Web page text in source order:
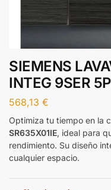
SIEMENS
INTEG 9SER
568,13 €
Optimiza tu tiempo en la
SR635X01IE, ideal para
rendimiento. Su diseño
cualquier espacio.